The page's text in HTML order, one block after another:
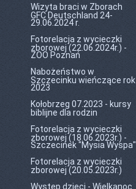
Wizyta braci w Zborach
GFC Deutschland 24-
29.06.2024 r.
Fotorelacja z wycieczki
zborowej (22.06.2024r.) -
ZOO Poznań
Nabożeństwo w
Szczecinku wieńczące rok
2023
Kołobrzeg 07.2023 - kursy
biblijne dla rodzin
Fotorelacja z wycieczki
zborowej (18.06.2023r.) -
Szczecinek "Mysia Wyspa"
Fotorelacja z wycieczki
zborowej (20.05.2023r.)
Występ dzieci - Wielkanoc